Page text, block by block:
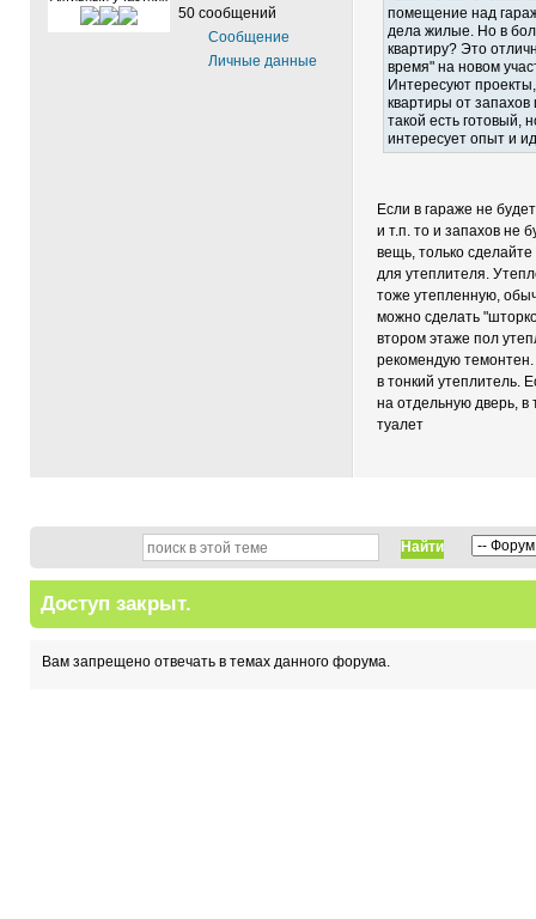
50 сообщений
Сообщение
Личные данные
помещение над
дела жилые. Но в
квартиру? Это
время" на новом
Интересуют
квартиры от
такой есть готовый,
интересует опыт и
Если в гараже не
и т.п. то и запахов не
вещь, только
для утеплителя.
тоже утепленную,
можно сделать
втором этаже пол
рекомендую
в тонкий утеплитель.
на отдельную дверь, в
туалет
Найти
Доступ закрыт.
Вам запрещено отвечать в темах данного форума.